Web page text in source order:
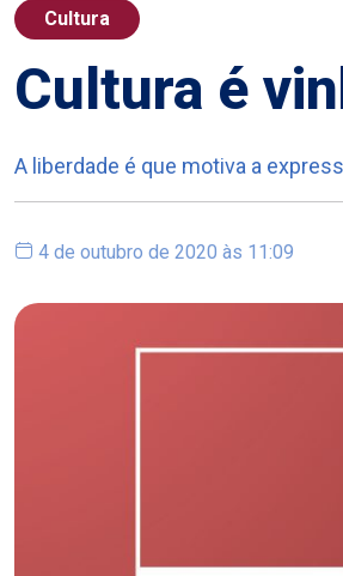
Cultura
Cultura é
A liberdade é que motiva a
4 de outubro de 2020 às 11:09